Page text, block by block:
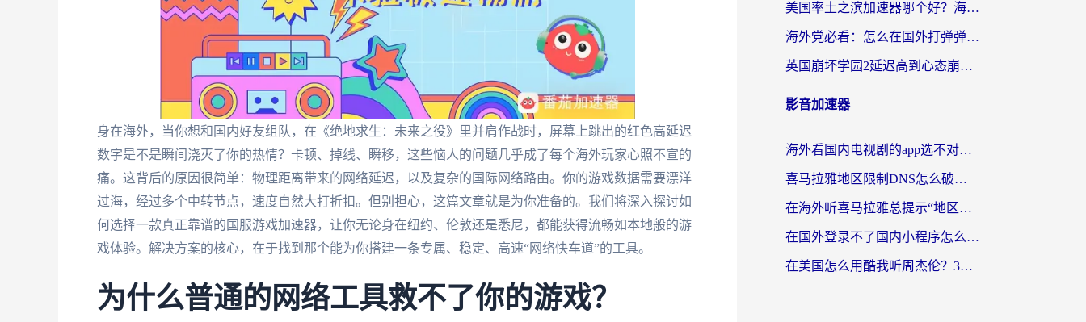
身在海外，当你想和国内好友组队，在《绝地求生：未来之役》里并肩作战时，屏幕上跳出的红色高延迟
数字是不是瞬间浇灭了你的热情？卡顿、掉线、瞬移，这些恼人的问题几乎成了每个海外玩家心照不宣的
痛。这背后的原因很简单：物理距离带来的网络延迟，以及复杂的国际网络路由。你的游戏数据需要漂洋
过海，经过多个中转节点，速度自然大打折扣。但别担心，这篇文章就是为你准备的。我们将深入探讨如
何选择一款真正靠谱的国服游戏加速器，让你无论身在纽约、伦敦还是悉尼，都能获得流畅如本地般的游
戏体验。解决方案的核心，在于找到那个能为你搭建一条专属、稳定、高速“网络快车道”的工具。
为什么普通的网络工具救不了你的游戏？
美国率土之滨加速器哪个好？海外党国服游戏畅玩终极指南（附多游戏解决方案）
海外党必看：怎么在国外打弹弹堂不卡？番茄加速器亲测指南
英国崩坏学园2延迟高到心态崩？海外党国服游戏加速终极指南
影音加速器
海外看国内电视剧的app选不对？这份回国加速器避坑指南帮你流畅追剧
喜马拉雅地区限制DNS怎么破？海外党听国内音乐听书的终极解决方案
在海外听喜马拉雅总提示“地区限制”？3步轻松解除+听国内音乐全攻略
在国外登录不了国内小程序怎么办？选对回国加速器，轻松解锁国内资源
在美国怎么用酷我听周杰伦？3步搞定海外听歌难题